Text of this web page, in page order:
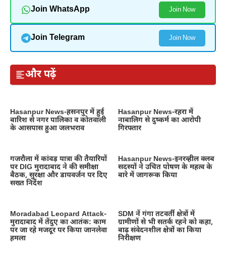
Join WhatsApp Join Now
Join Telegram Join Now
और पढ़ें
Hasanpur News-हसनपुर में हुई
बारिश से नगर पालिका व कोतवाली
के आसपास हुआ जलभराव
Hasanpur News-रहरा में
नाबालिग से दुष्कर्म का आरोपी
गिरफ्तार
गजरौला में कांवड़ यात्रा की तैयारियों
पर DIG मुरादाबाद ने की समीक्षा
बैठक, सुरक्षा और डायवर्जन पर दिए
सख्त निर्देश
Hasanpur News-इनरव्हील क्लब
सदस्यों ने उचित पोषण के महत्व के
बारे में जागरूक किया
Moradabad Leopard Attack-
मुरादाबाद में तेंदुए का आतंक: काम
पर जा रहे मजदूर पर किया जानलेवा
हमला
SDM नें गंगा तटवर्ती क्षेत्रों में
ग्रामीणों से भी सतर्क रहने को कहा,
बाढ़ संवेदनशील क्षेत्रों का किया
निरीक्षण